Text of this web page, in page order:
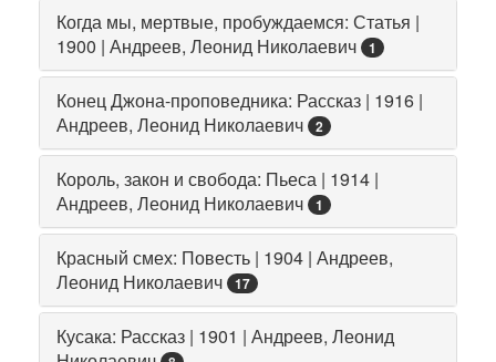
Когда мы, мертвые, пробуждаемся: Статья |
1900 | Андреев, Леонид Николаевич
1
Конец Джона-проповедника: Рассказ | 1916 |
Андреев, Леонид Николаевич
2
Король, закон и свобода: Пьеса | 1914 |
Андреев, Леонид Николаевич
1
Красный смех: Повесть | 1904 | Андреев,
Леонид Николаевич
17
Кусака: Рассказ | 1901 | Андреев, Леонид